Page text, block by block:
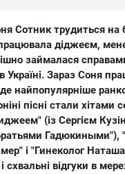
Сотник трудиться на
діджеєм,
займалася
Зараз Соня
найпопулярніше
пісні стали хітами
(із Сергієм
Гадюкиными"),
і "Гинеколог
і схвальні відгуки в